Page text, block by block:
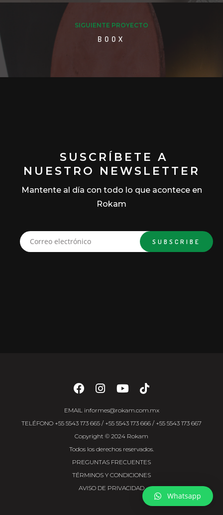
SIGUIENTE PROYECTO
BOOX
SUSCRÍBETE A
NUESTRO NEWSLETTER
Mantente al día con todo lo que acontece en
Rokam
EMAIL informes@rokam.com.mx
TELÉFONO +55 5543 173 665 / +55 5543 173 666 / +55 5543 173 667
Copyright © 2024 Rokam
Todos los derechos reservados.
PREGUNTAS FRECUENTES
TÉRMINOS Y CONDICIONES
AVISO DE PRIVACIDAD
Whatsapp